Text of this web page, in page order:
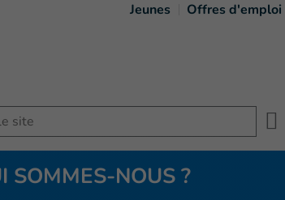
Jeunes Offres d'emploi
SOMMES-NOUS ?